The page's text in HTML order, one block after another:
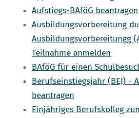
Aufstiegs-BAföG beantragen
Ausbildungsvorbereitung
Ausbildungsvorbereitungg
Teilnahme anmelden
BAföG für einen
Berufseinstiegsjahr (BEJ) -
beantragen
Einjähriges Berufskolleg